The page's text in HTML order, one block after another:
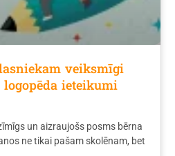
veiksmīgi
ieteikumi
un aizraujošs posms bērna
ne tikai pašam skolēnam, bet